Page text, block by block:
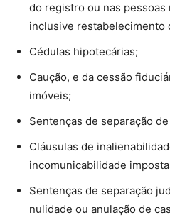
do registro ou nas pessoas
inclusive restabelecimento
Cédulas hipotecárias;
Caução, e da cessão
imóveis;
Sentenças de separação
Cláusulas de
incomunicabilidade
Sentenças de separação
nulidade ou anulação de